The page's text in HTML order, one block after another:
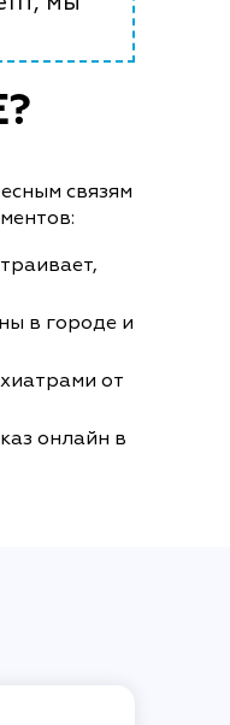
связям
в городе и
от
онлайн в